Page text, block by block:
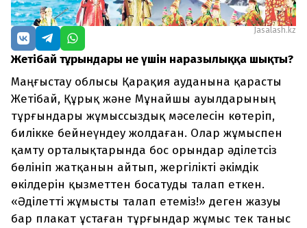
Jasalash.kz
Жетібай тұрғындары не үшін наразылыққа шықты?
Маңғыстау облысы Қарақия ауданына қарасты
Жетібай, Құрық және Мұнайшы ауылдарының
тұрғындары жұмыссыздық мәселесін көтеріп,
билікке бейнеүндеу жолдаған. Олар жұмыспен
қамту орталықтарында бос орындар әділетсіз
бөлініп жатқанын айтып, жергілікті әкімдік
өкілдерін қызметтен босатуды талап еткен.
«Әділетті жұмысты талап етеміз!» деген жазуы
бар плакат ұстаған тұрғындар жұмыс тек таныс